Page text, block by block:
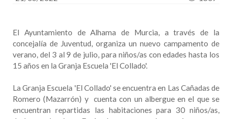
El Ayuntamiento de Alhama de Murcia, a través de la
concejalía de Juventud, organiza un nuevo campamento de
verano, del 3 al 9 de julio, para niños/as con edades hasta los
15 años en la Granja Escuela 'El Collado'.
La Granja Escuela 'El Collado' se encuentra en Las Cañadas de
Romero (Mazarrón) y cuenta con un albergue en el que se
encuentran repartidas las habitaciones para 30 niños/as,